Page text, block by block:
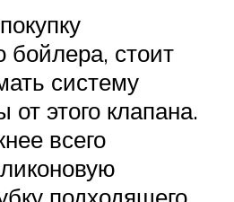
бойлера, стоит
систему
от этого клапана.
всего